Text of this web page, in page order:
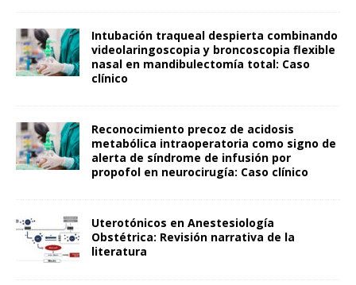
Intubación traqueal despierta combinando
videolaringoscopia y broncoscopia flexible
nasal en mandibulectomía total: Caso
clínico
Reconocimiento precoz de acidosis
metabólica intraoperatoria como signo de
alerta de síndrome de infusión por
propofol en neurocirugía: Caso clínico
Uterotónicos en Anestesiología
Obstétrica: Revisión narrativa de la
literatura